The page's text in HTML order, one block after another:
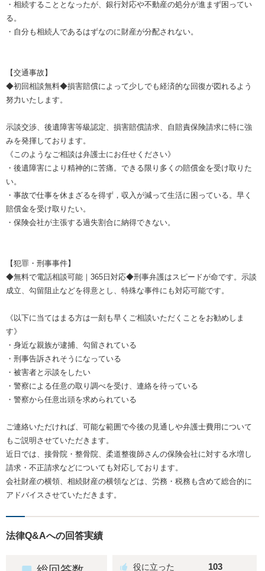
・相続することとなったが、銀行対応や不動産の処分が進まず困ってい
る。
・自分も相続人であるはずなのに財産が分配されない。
【交通事故】
◆初回相談無料◆損害賠償によって少しでも経済的な回復が図れるよう
努力いたします。
示談交渉、後遺障害等級認定、損害賠償請求、自賠責保険請求に特に強
みを発揮しております。
《このようなご相談は弁護士にお任せください》
・後遺障害により精神的に苦痛。できる限り多くの賠償金を受け取りた
い。
・事故で仕事を休まざるを得ず，収入が減って生活に困っている。早く
賠償金を受け取りたい。
・保険会社が主張する過失割合に納得できない。
【犯罪・刑事事件】
◆無料で電話相談可能｜365日対応◆刑事弁護はスピードが命です。示談
成立、勾留阻止などを得意とし、特殊な事件にも対応可能です。
《以下に当てはまる方は一刻も早くご相談いただくことをお勧めしま
す》
・身近な親族が逮捕、勾留されている
・刑事告訴されそうになっている
・被害者と示談をしたい
・警察による任意の取り調べを受け、連絡を待っている
・警察から任意出頭を求められている
ご連絡いただければ、可能な範囲で今後の見通しや弁護士費用について
もご説明させていただきます。
近日では、接骨院・整骨院、柔道整復師さんの保険会社に対する水増し
請求・不正請求などについても対応しております。
会社財産の横領、相続財産の横領などは、労務・税務も含めて総合的に
アドバイスさせていただきます。
法律Q&Aへの回答実績
103